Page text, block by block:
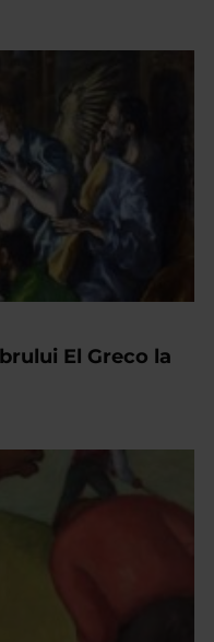
El Greco la